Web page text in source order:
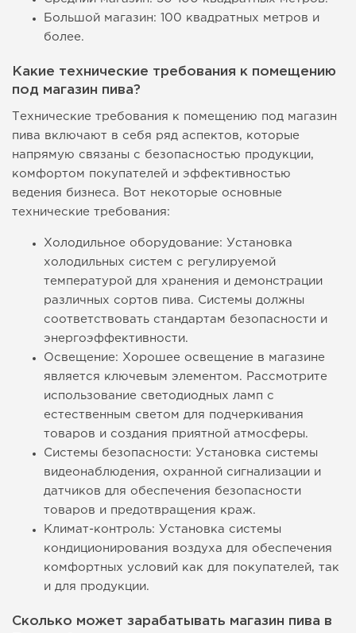
Большой магазин: 100 квадратных метров и
более.
Какие технические требования к помещению
под магазин пива?
Технические требования к помещению под магазин
пива включают в себя ряд аспектов, которые
напрямую связаны с безопасностью продукции,
комфортом покупателей и эффективностью
ведения бизнеса. Вот некоторые основные
технические требования:
Холодильное оборудование: Установка
холодильных систем с регулируемой
температурой для хранения и демонстрации
различных сортов пива. Системы должны
соответствовать стандартам безопасности и
энергоэффективности.
Освещение: Хорошее освещение в магазине
является ключевым элементом. Рассмотрите
использование светодиодных ламп с
естественным светом для подчеркивания
товаров и создания приятной атмосферы.
Системы безопасности: Установка системы
видеонаблюдения, охранной сигнализации и
датчиков для обеспечения безопасности
товаров и предотвращения краж.
Климат-контроль: Установка системы
кондиционирования воздуха для обеспечения
комфортных условий как для покупателей, так
и для продукции.
Сколько может зарабатывать магазин пива в